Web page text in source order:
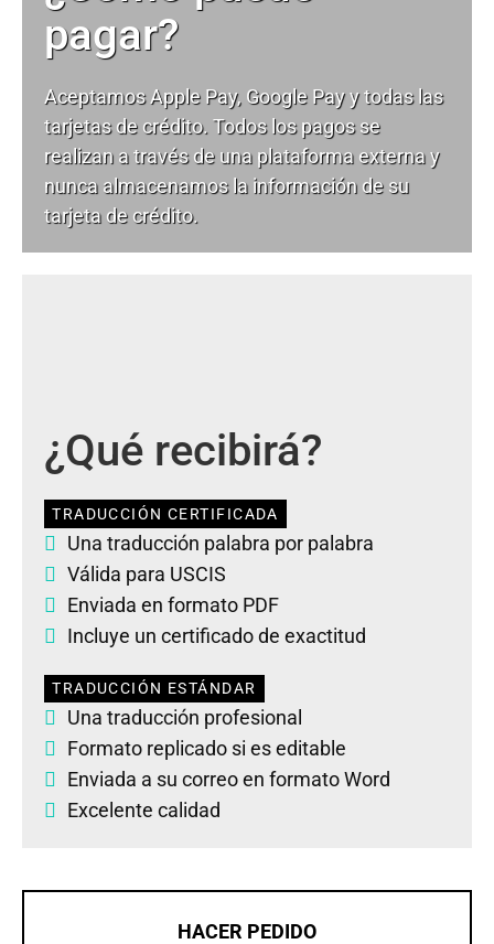
pagar?
Aceptamos Apple Pay, Google Pay y todas las
tarjetas de crédito. Todos los pagos se
realizan a través de una plataforma externa y
nunca almacenamos la información de su
tarjeta de crédito.
¿Qué recibirá?
TRADUCCIÓN CERTIFICADA
Una traducción palabra por palabra
Válida para USCIS
Enviada en formato PDF
Incluye un certificado de exactitud
TRADUCCIÓN ESTÁNDAR
Una traducción profesional
Formato replicado si es editable
Enviada a su correo en formato Word
Excelente calidad
HACER PEDIDO